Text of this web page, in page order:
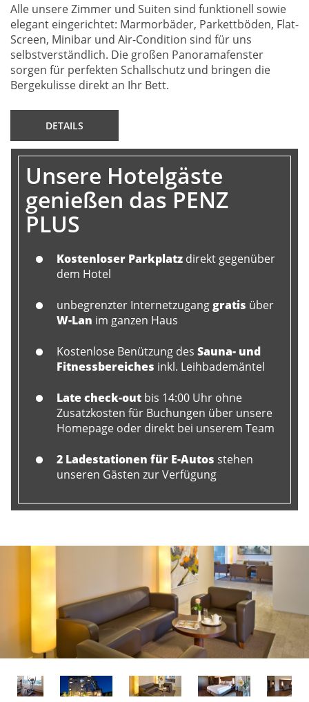
Alle unsere Zimmer und Suiten sind funktionell sowie
elegant eingerichtet: Marmorbäder, Parkettböden, Flat-
Screen, Minibar und Air-Condition sind für uns
selbstverständlich. Die großen Panoramafenster
sorgen für perfekten Schallschutz und bringen die
Bergekulisse direkt an Ihr Bett.
DETAILS
Unsere Hotelgäste
genießen das PENZ
PLUS
Kostenloser Parkplatz direkt gegenüber
dem Hotel
unbegrenzter Internetzugang gratis über
W-Lan im ganzen Haus
Kostenlose Benützung des Sauna- und
Fitnessbereiches inkl. Leihbademäntel
Late check-out bis 14:00 Uhr ohne
Zusatzkosten für Buchungen über unsere
Homepage oder direkt bei unserem Team
2 Ladestationen für E-Autos stehen
unseren Gästen zur Verfügung